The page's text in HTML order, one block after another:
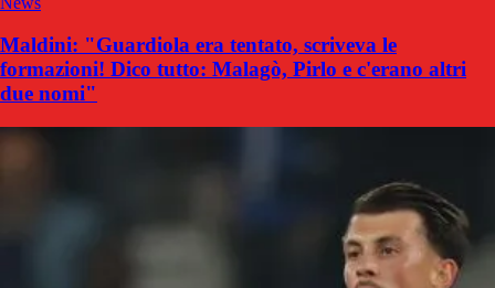
Maldini: "Guardiola era tentato, scriveva le
formazioni! Dico tutto: Malagò, Pirlo e c'erano altri
due nomi"